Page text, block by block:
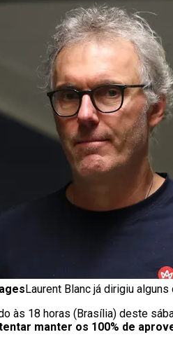
Laurent Blanc já dirigiu
às 18 horas (Brasília) deste
manter os 100% de